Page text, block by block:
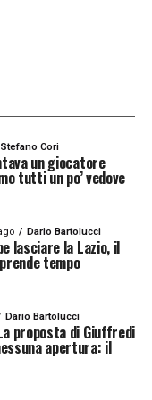
Stefano Cori
un giocatore
tutti un po’ vedove
Dario Bartolucci
lasciare la Lazio, il
tempo
Dario Bartolucci
proposta di Giuffredi
apertura: il